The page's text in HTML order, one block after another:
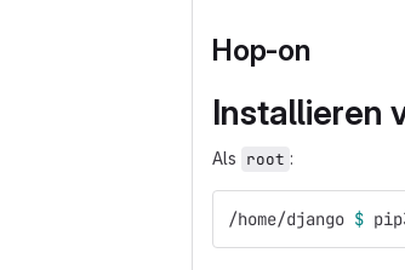
Hop-on
Installieren
Als root :
/home/django $